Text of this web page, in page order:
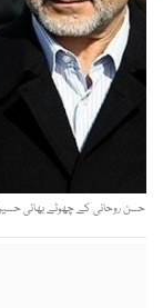
حسن روحانی کے چھوٹے بھائی